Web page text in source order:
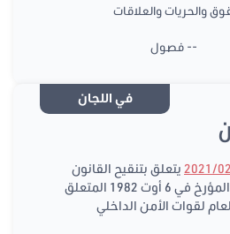
والحريات والعلاقات
-- فصول
في اللجان
يتعلق بتنقيح القانون
عدد 70 لسنة 1982 المؤرخ في 6 أوت 1982 المتعلق
لقوات الأمن الداخلي